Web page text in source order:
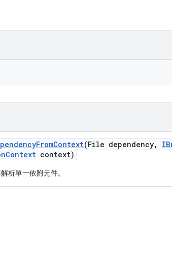
FromContext(File dependency,
Context context)
析單一依附元件。